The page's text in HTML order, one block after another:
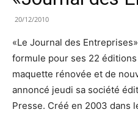
20/12/2010
«Le Journal des
formule pour ses 22
maquette rénovée et de
annoncé jeudi sa société
Presse. Créé en 2003 dans